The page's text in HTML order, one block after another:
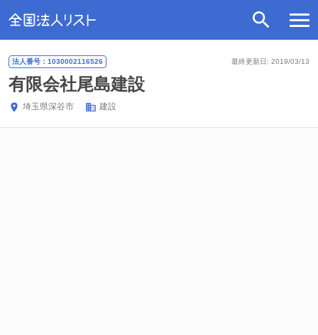
最終更新日: 2019/03/13
法人番号：1030002116526
有限会社尾島建設
埼玉県深谷市 建設